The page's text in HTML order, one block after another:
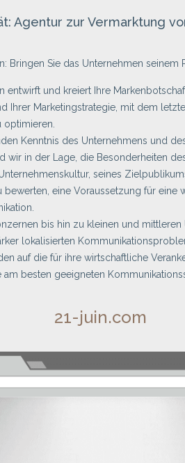
Agentur zur Vermarktung
Bringen Sie das Unternehmen seinem
entwirft und kreiert Ihre
Ihrer Marketingstrategie, mit dem
optimieren.
Kenntnis des Unternehmens und
wir in der Lage, die Besonderheiten
seines
eine Voraussetzung für eine
bis hin zu kleinen und mittleren
lokalisierten
auf die für ihre wirtschaftliche
am besten geeigneten
21-juin.com